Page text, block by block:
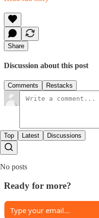
Share
Discussion about this post
Comments Restacks
Top Latest Discussions
No posts
Ready for more?